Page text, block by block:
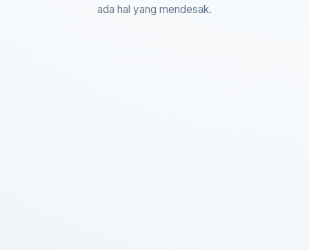
ada hal yang mendesak.